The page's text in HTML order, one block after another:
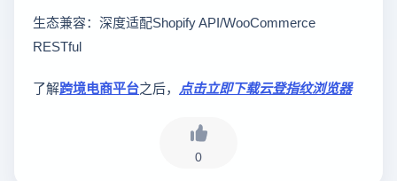
生态兼容：深度适配Shopify API/WooCommerce
RESTful
了解跨境电商平台之后， 点击立即下载云登指纹浏览器
0